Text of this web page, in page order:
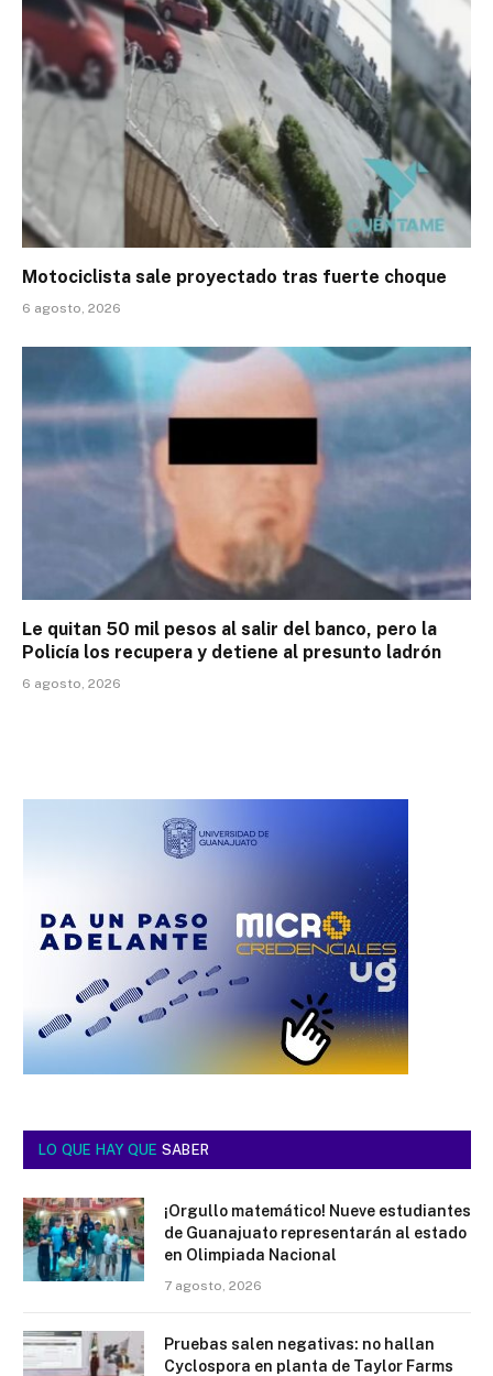
Motociclista sale proyectado tras fuerte choque
6 agosto, 2026
Le quitan 50 mil pesos al salir del banco, pero la
Policía los recupera y detiene al presunto ladrón
6 agosto, 2026
LO QUE HAY QUE SABER
¡Orgullo matemático! Nueve estudiantes
de Guanajuato representarán al estado
en Olimpiada Nacional
7 agosto, 2026
Pruebas salen negativas: no hallan
Cyclospora en planta de Taylor Farms